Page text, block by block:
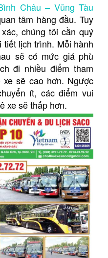
Châu – Vũng Tàu
tâm hàng đầu. Tuy
chúng tôi cần quý
tiết lịch trình. Mỗi hành
sẽ có mức giá phù
đi nhiều điểm tham
sẽ cao hơn. Ngược
ít, các điểm vui
xe sẽ thấp hơn.